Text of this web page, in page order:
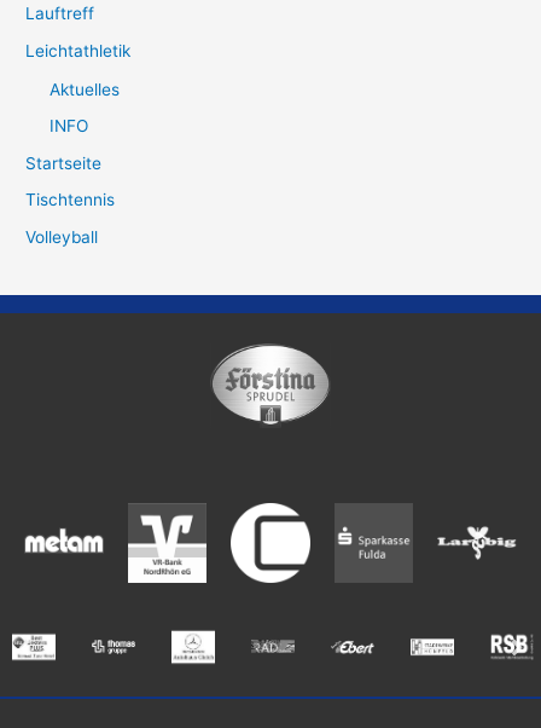
Lauftreff
Leichtathletik
Aktuelles
INFO
Startseite
Tischtennis
Volleyball